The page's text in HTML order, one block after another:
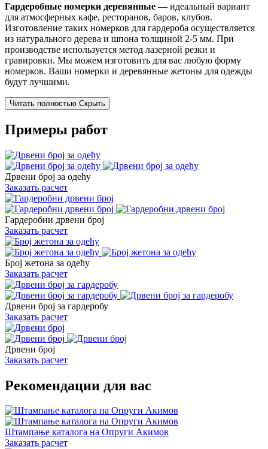
Гардеробные номерки деревянные — идеальный вариант
для атмосферных кафе, ресторанов, баров, клубов.
Изготовление таких номерков для гардероба осуществляется
из натурального дерева и шпона толщиной 2-5 мм. При
производстве используется метод лазерной резки и
гравировки. Мы можем изготовить для вас любую форму
номерков. Ваши номерки и деревянные жетоны для одежды
будут лучшими.
Читать полностью Скрыть
Примеры работ
Дрвени број за одећу
Заказать расчет
Гардеробни дрвени број
Заказать расчет
Број жетона за одећу
Заказать расчет
Дрвени број за гардеробу
Заказать расчет
Дрвени број
Заказать расчет
Рекомендации для вас
Штампање каталога на Опруги Акимов
Заказать расчет